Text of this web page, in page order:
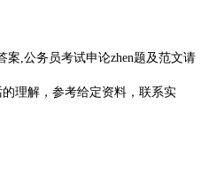
案,公务员考试申论zhen题及范文请
理解，参考给定资料，联系实